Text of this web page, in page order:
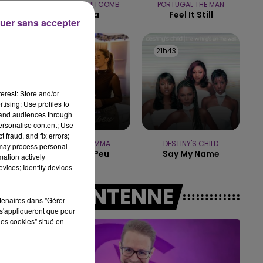
10h00 - 14h00
LE TICKET DE CAISSE
CAMERON WHITCOMB
Medusa
PORTUGAL THE MAN
Feel It Still
JUNGELI & EMMA
Juste Un Peu
21h43
21h43
DESTINY'S CHILD
Say My Name
A L'ANTENNE
Store and/or
Use profiles to
audiences through
content; Use
fraud, and fix errors;
process personal
actively
Identify devices
dans "Gérer
que pour
cookies" situé en
sans accepter